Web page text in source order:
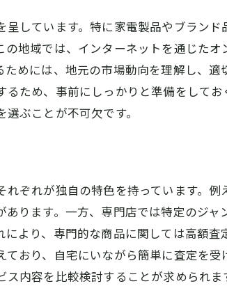
市場のトレンドを把握する重
査定アップに役立つ付属品の
適切なタイミングでの買取申
買取業者との交渉術
橿原市で買取査定を受ける前に確
過去の査定価格を参考にす
買取対象アイテムの再評価
書類の準備と確認ポイント
査定時に質問すべきことリス
買取査定で高評価を得るための橿
しています。特に家電製品やブラン
地域では、インターネットを通じた
めには、地元の市場動向を理解し、
ため、事前にしっかりと準備をして
ぶことが不可欠です。
ぞれが独自の特色を持っています。
ります。一方、専門店では特定のジ
より、専門的な商品に関しては高額
おり、自宅にいながら簡単に査定を
内容を比較検討することが求められま